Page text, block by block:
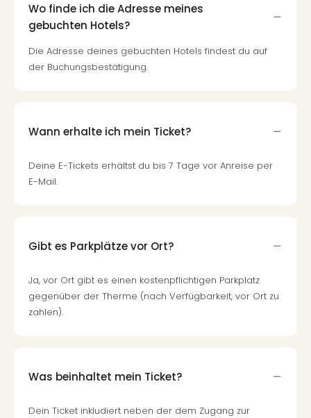
Wo finde ich die Adresse meines
gebuchten Hotels?
Die Adresse deines gebuchten Hotels findest du auf
der Buchungsbestätigung.
Wann erhalte ich mein Ticket?
Deine E-Tickets erhältst du bis 7 Tage vor Anreise per
E-Mail.
Gibt es Parkplätze vor Ort?
Ja, vor Ort gibt es einen kostenpflichtigen Parkplatz
gegenüber der Therme (nach Verfügbarkeit, vor Ort zu
zahlen).
Was beinhaltet mein Ticket?
Dein Ticket inkludiert neben der dem Zugang zur